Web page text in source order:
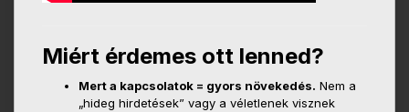
Miért érdemes ott lenned?
Mert a kapcsolatok = gyors növekedés. Nem a
„hideg hirdetések” vagy a véletlenek visznek